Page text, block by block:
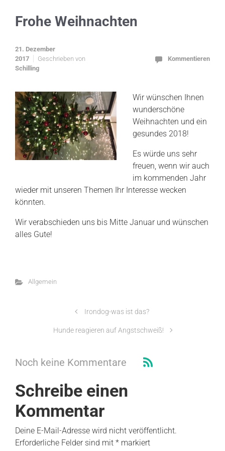
Frohe Weihnachten
21. Dezember
2017
Geschrieben von
Schilling
Kommentieren
Wir wünschen Ihnen
wunderschöne
Weihnachten und ein
gesundes 2018!
Es würde uns sehr
freuen, wenn wir auch
im kommenden Jahr
wieder mit unseren Themen Ihr Interesse wecken
könnten.
Wir verabschieden uns bis Mitte Januar und wünschen
alles Gute!
Allgemein
Irondog-was ist das?
Hunde reagieren auf Angstschweiß!
Noch keine Kommentare
Schreibe einen
Kommentar
Deine E-Mail-Adresse wird nicht veröffentlicht.
Erforderliche Felder sind mit * markiert